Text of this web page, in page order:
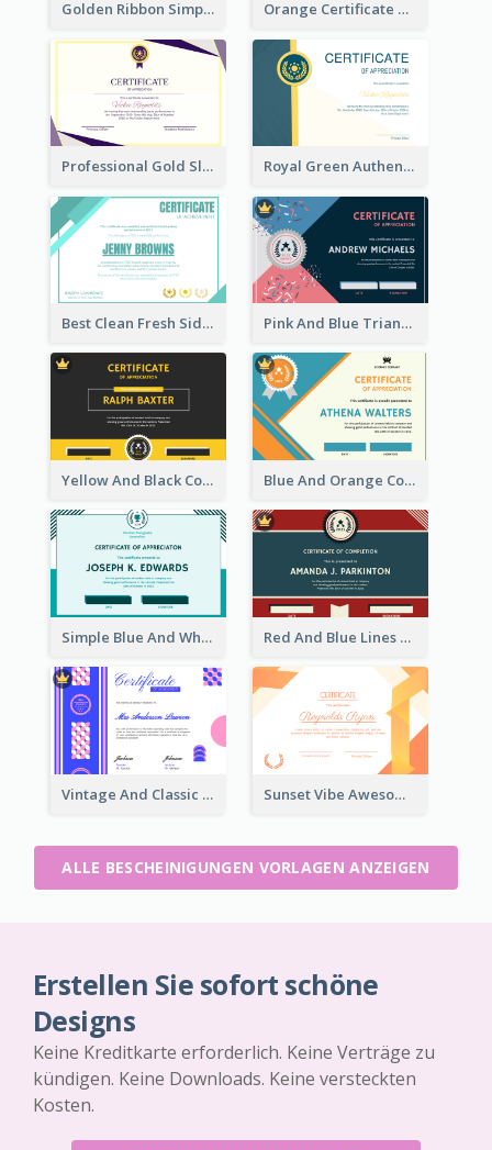
Golden Ribbon Simple Indigo Certificate Design Orange Certificate Design Of Appreciation Of Wood Texture
Professional Gold Sleek Triangular Elegant Certificate Design Royal Green Authentic Design Certificate For Appreciation
Best Clean Fresh Side Bars Cyber Certificate Design Pink And Blue Triangles Confetti Celebration Certificate
Yellow And Black Contrast Simple Certificate Blue And Orange Company Triangles With Badge Certificate
Simple Blue And White Rectangle Certificate Red And Blue Lines And Badge Completion Certificate
Vintage And Classic Vibrant Certificate Design Ideas Sunset Vibe Awesome Graphic Certificate Design
ALLE BESCHEINIGUNGEN VORLAGEN ANZEIGEN
Erstellen Sie sofort schöne
Designs
Keine Kreditkarte erforderlich. Keine Verträge zu
kündigen. Keine Downloads. Keine versteckten
Kosten.